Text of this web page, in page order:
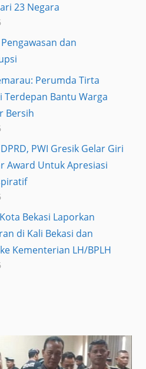
23 Negara
dan
Perumda Tirta
Terdepan Bantu Warga
Bersih
PWI Gresik Gelar Giri
Award Untuk Apresiasi
Bekasi Laporkan
di Kali Bekasi dan
Kementerian LH/BPLH